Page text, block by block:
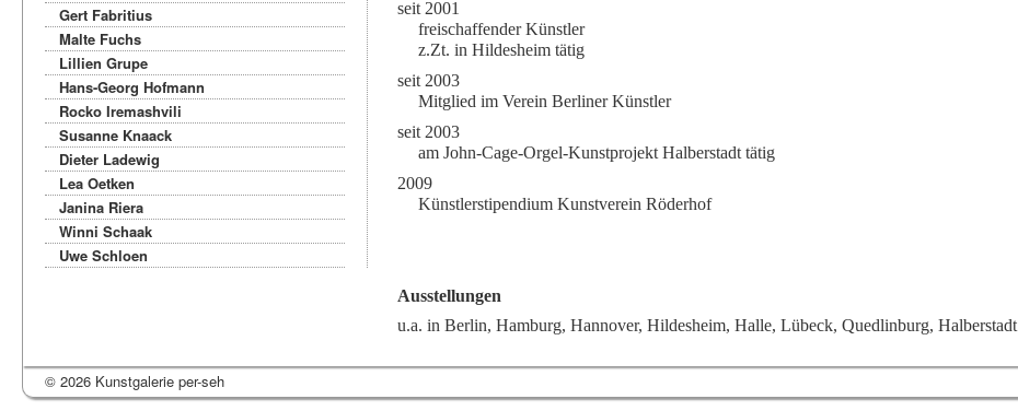
Gert Fabritius
Malte Fuchs
Lillien Grupe
Hans-Georg Hofmann
Rocko Iremashvili
Susanne Knaack
Dieter Ladewig
Lea Oetken
Janina Riera
Winni Schaak
Uwe Schloen
seit 2001
freischaffender Künstler
z.Zt. in Hildesheim tätig
seit 2003
Mitglied im Verein Berliner Künstler
seit 2003
am John-Cage-Orgel-Kunstprojekt Halberstadt tätig
2009
Künstlerstipendium Kunstverein Röderhof
Ausstellungen
u.a. in Berlin, Hamburg, Hannover, Hildesheim, Halle, Lübeck, Quedlinburg, Halberstadt
© 2026 Kunstgalerie per-seh